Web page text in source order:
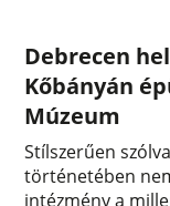
Debrecen
Kőbányán
Múzeum
Stílszerűen
történetében
intézmény a